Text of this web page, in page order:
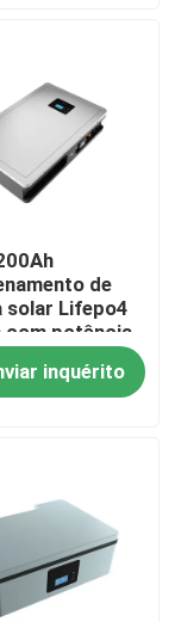
de
solar Lifepo4
com potência
inquérito